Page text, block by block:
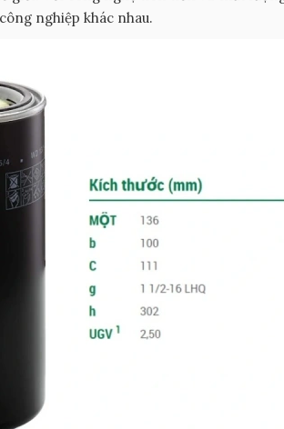
nghiệp khác nhau.